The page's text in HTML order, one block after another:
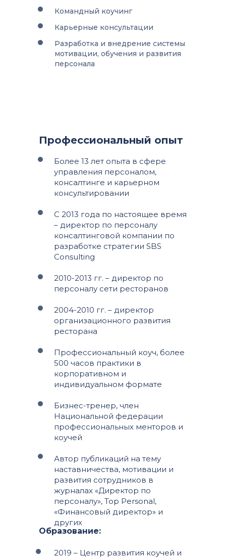
Профессиональный опыт
Более 13 лет опыта в сфере
управления персоналом,
консалтинге и карьерном
консультировании
С 2013 года по настоящее время
– директор по персоналу
консалтинговой компании по
разработке стратегии SBS
Consulting
2010-2013 гг. – директор по
персоналу сети ресторанов
2004-2010 гг. – директор
организационного развития
ресторана
Профессиональный коуч, более
500 часов практики в
корпоративном и
индивидуальном формате
Бизнес-тренер, член
Национальной федерации
профессиональных менторов и
коучей
Автор публикаций на тему
наставничества, мотивации и
развития сотрудников в
журналах «Директор по
персоналу», Top Personal,
«Финансовый директор» и
других
Командный коучинг
Разработка и внедрение системы
мотивации, обучения и развития
персонала
Карьерные консультации
Образование:
2019 – Центр развития коучей и